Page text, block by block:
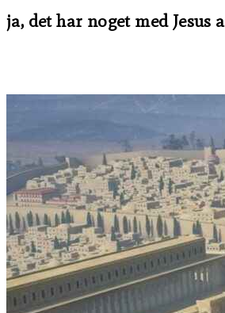
ja, det har noget med Jesus